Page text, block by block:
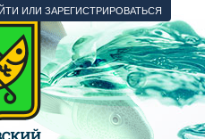
ИЛИ ЗАРЕГИСТРИРОВАТЬСЯ